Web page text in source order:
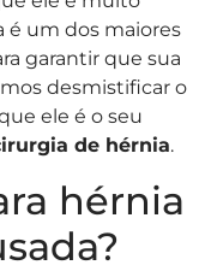
é um dos maiores
garantir que sua
desmistificar o
ele é o seu
de hérnia.
hérnia